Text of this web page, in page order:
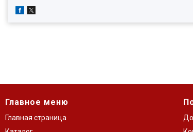
Главное меню
Главная страница